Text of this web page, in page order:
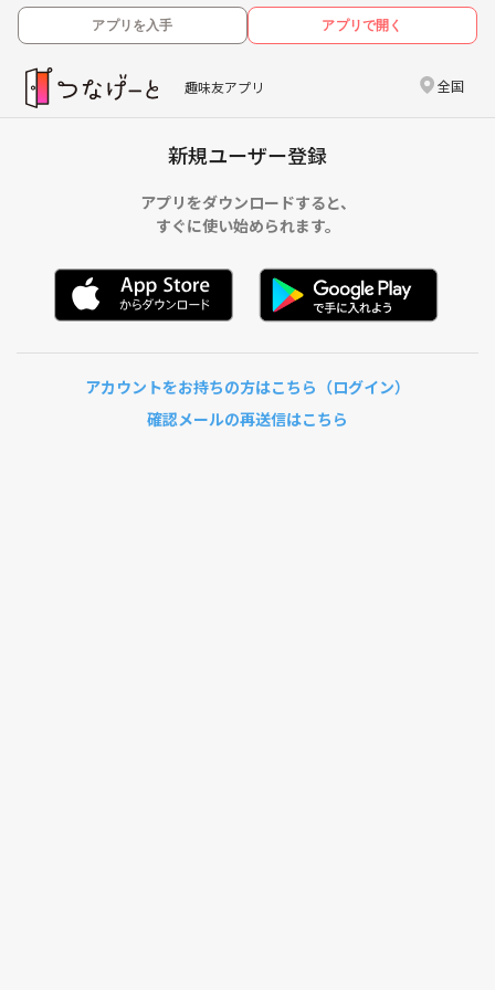
アプリを入手 アプリで開く
趣味友アプリ 全国
新規ユーザー登録
アプリをダウンロードすると、
すぐに使い始められます。
アカウントをお持ちの方はこちら（ログイン）
確認メールの再送信はこちら